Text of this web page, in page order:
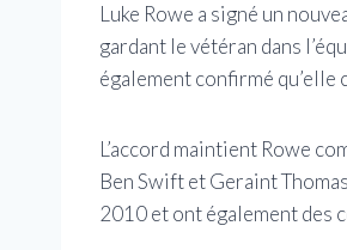
Luke Rowe a signé un
gardant le vétéran dans
également confirmé
L’accord maintient Rowe
Ben Swift et Geraint
2010 et ont également des